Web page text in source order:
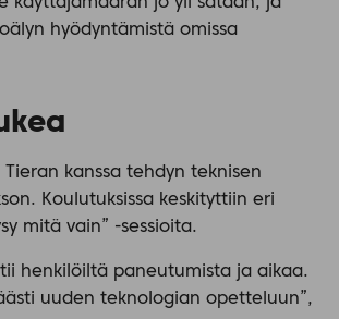
hyödyntämistä omissa
kanssa tehdyn teknisen
Koulutuksissa keskityttiin eri
mitä vain” -sessioita.
henkilöiltä paneutumista ja aikaa.
uuden teknologian opetteluun”,